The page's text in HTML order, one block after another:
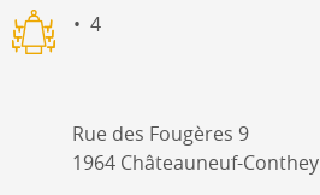
4
Rue des Fougères 9
1964 Châteauneuf-Conthey